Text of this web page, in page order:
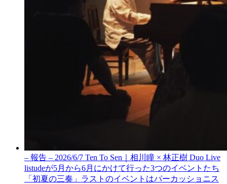
– 報告 – 2026/6/7 Ten To Sen｜相川瞳 × 林正樹 Duo Live
listudeが5月から6月にかけて行った3つのイベントたち
「初夏の三奏」ラストのイベントはパーカッショニス